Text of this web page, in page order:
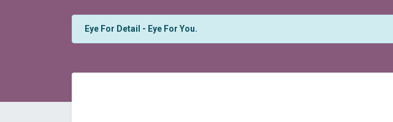
Eye For Detail - Eye For You.